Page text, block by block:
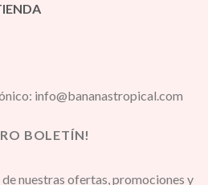
info@bananastropical.com
BOLETÍN!
nuestras ofertas, promociones y